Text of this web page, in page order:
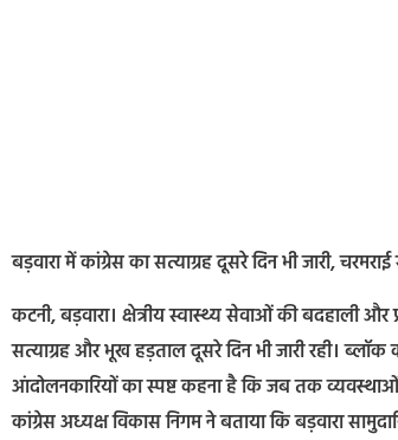
बड़वारा में कांग्रेस का सत्याग्रह दूसरे दिन भी जारी,
कटनी, बड़वारा। क्षेत्रीय स्वास्थ्य सेवाओं की बदहाली
सत्याग्रह और भूख हड़ताल दूसरे दिन भी जारी रही।
आंदोलनकारियों का स्पष्ट कहना है कि जब तक व्यवस्थाओं
कांग्रेस अध्यक्ष विकास निगम ने बताया कि बड़वारा